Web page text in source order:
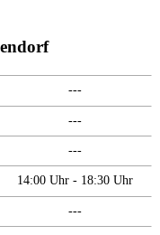
---
---
---
14:00 Uhr - 18:30 Uhr
---